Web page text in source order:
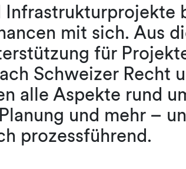
Infrastrukturprojekte
mit sich. Aus
für
Schweizer Recht
alle Aspekte rund
und mehr –
prozessführend.